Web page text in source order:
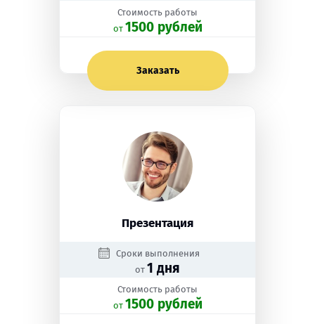
Стоимость работы
oт 1500 рублей
Заказать
Презентация
Сроки выполнения
от 1 дня
Стоимость работы
oт 1500 рублей